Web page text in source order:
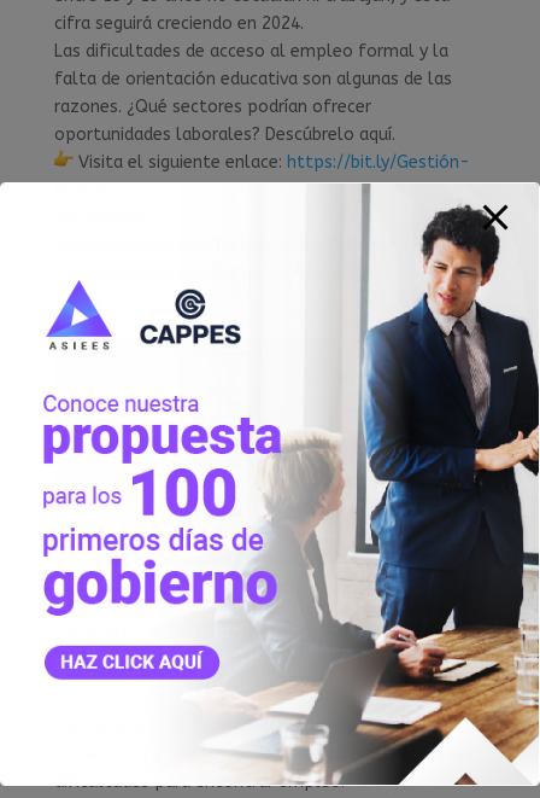
cifra seguirá creciendo en 2024.
Las dificultades de acceso al empleo formal y la
falta de orientación educativa son algunas de las
razones. ¿Qué sectores podrían ofrecer
oportunidades laborales? Descúbrelo aquí.
Visita el siguiente enlace: https://bit.ly/Gestión-
Según ComexPerú, 17 de las 24 regiones en
Perú enfrentan dificultades para encontrar
empleo.
poradmin|Jul 30, 2024
¿Buscas trabajo? Según
ComexPerú, 17 de las 24 regiones en Perú enfrentan
dificultades para encontrar empleo.